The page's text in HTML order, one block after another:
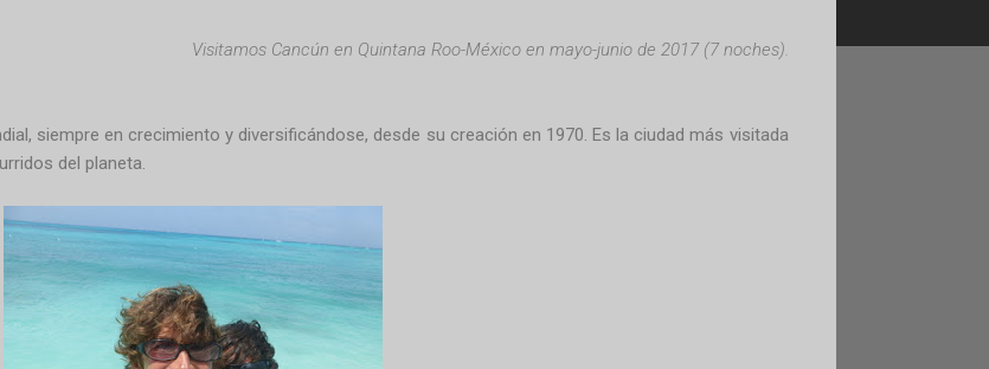
Visitamos Cancún en Quintana Roo-México en mayo-junio de 2017 (7 noches).
siempre en crecimiento y diversificándose, desde su creación en 1970. Es la ciudad más visitada
del planeta.